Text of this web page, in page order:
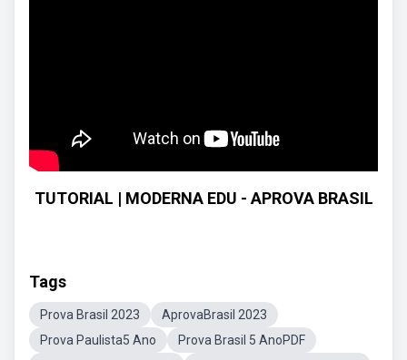
TUTORIAL | MODERNA EDU - APROVA BRASIL
Tags
Prova Brasil 2023
AprovaBrasil 2023
Prova Paulista5 Ano
Prova Brasil 5 AnoPDF